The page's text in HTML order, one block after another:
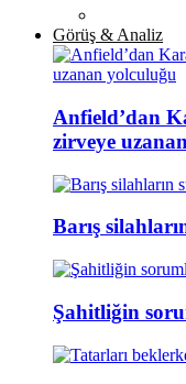
Görüş & Analiz
Anfield’dan
zirveye
Barış
Şahitliğin